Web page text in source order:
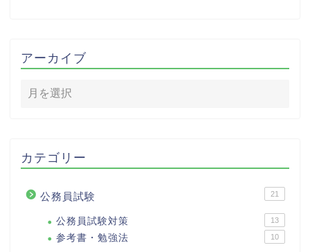
アーカイブ
カテゴリー
公務員試験 21
公務員試験対策 13
参考書・勉強法 10